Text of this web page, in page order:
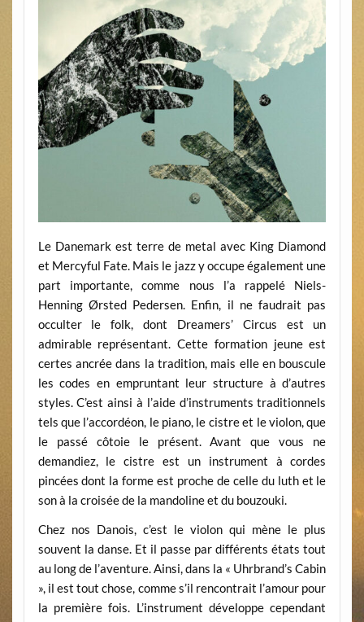
Le Danemark est terre de metal avec King Diamond
et Mercyful Fate. Mais le jazz y occupe également une
part importante, comme nous l’a rappelé Niels-
Henning Ørsted Pedersen. Enfin, il ne faudrait pas
occulter le folk, dont Dreamers’ Circus est un
admirable représentant. Cette formation jeune est
certes ancrée dans la tradition, mais elle en bouscule
les codes en empruntant leur structure à d’autres
styles. C’est ainsi à l’aide d’instruments traditionnels
tels que l’accordéon, le piano, le cistre et le violon, que
le passé côtoie le présent. Avant que vous ne
demandiez, le cistre est un instrument à cordes
pincées dont la forme est proche de celle du luth et le
son à la croisée de la mandoline et du bouzouki.
Chez nos Danois, c’est le violon qui mène le plus
souvent la danse. Et il passe par différents états tout
au long de l’aventure. Ainsi, dans la « Uhrbrand’s Cabin
», il est tout chose, comme s’il rencontrait l’amour pour
la première fois. L’instrument développe cependant